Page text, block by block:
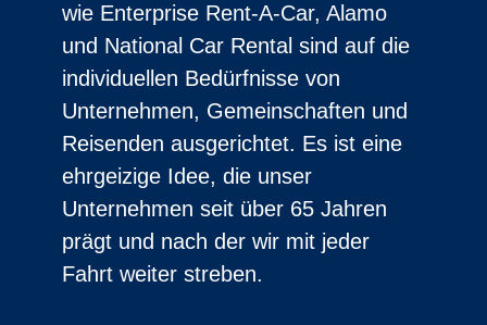
wie Enterprise Rent-A-Car, Alamo
und National Car Rental sind auf die
individuellen Bedürfnisse von
Unternehmen, Gemeinschaften und
Reisenden ausgerichtet. Es ist eine
ehrgeizige Idee, die unser
Unternehmen seit über 65 Jahren
prägt und nach der wir mit jeder
Fahrt weiter streben.